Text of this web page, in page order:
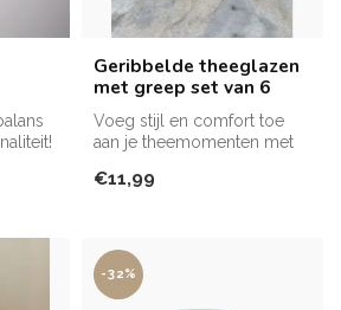
Geribbelde theeglazen
met greep set van 6
Voeg stijl en comfort toe
aan je theemomenten met
thee...
€11,99
-32%